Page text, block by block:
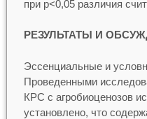
при р<0,05 различия
РЕЗУЛЬТАТЫ И
Эссенциальные и
Проведенными
КРС с агробиоценозов
установлено, что